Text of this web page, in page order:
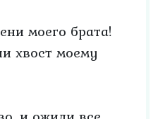
моего брата!
хвост моему